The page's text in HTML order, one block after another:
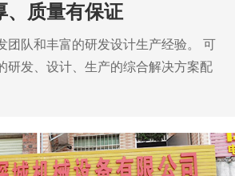
、质量有保证
团队和丰富的研发设计生产经验。
可
研发、设计、生产的综合解决方案配